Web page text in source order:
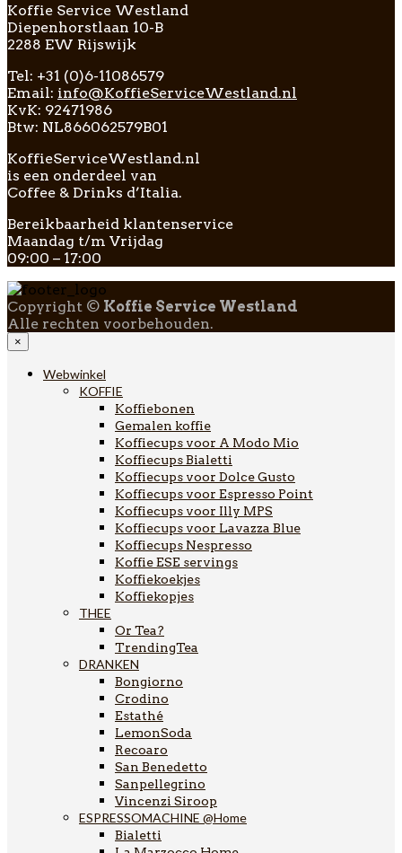
Koffie Service Westland
Diepenhorstlaan 10-B
2288 EW Rijswijk
Tel: +31 (0)6-11086579
Email: info@KoffieServiceWestland.nl
KvK: 92471986
Btw: NL866062579B01
KoffieServiceWestland.nl
is een onderdeel van
Coffee & Drinks d’Italia.
Bereikbaarheid klantenservice
Maandag t/m Vrijdag
09:00 – 17:00
Copyright © Koffie Service Westland
Alle rechten voorbehouden.
×
Webwinkel
KOFFIE
Koffiebonen
Gemalen koffie
Koffiecups voor A Modo Mio
Koffiecups Bialetti
Koffiecups voor Dolce Gusto
Koffiecups voor Espresso Point
Koffiecups voor Illy MPS
Koffiecups voor Lavazza Blue
Koffiecups Nespresso
Koffie ESE servings
Koffiekoekjes
Koffiekopjes
THEE
Or Tea?
TrendingTea
DRANKEN
Bongiorno
Crodino
Estathé
LemonSoda
Recoaro
San Benedetto
Sanpellegrino
Vincenzi Siroop
ESPRESSOMACHINE @Home
Bialetti